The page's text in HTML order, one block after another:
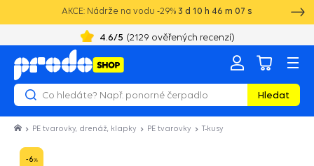
AKCE: Nádrže na vodu -29% 3 d 10 h 46 m 06 s
4.6/5 (2129 ověřených recenzí)
Hledat
PE tvarovky, drenáž, klapky PE tvarovky T-kusy
-6%